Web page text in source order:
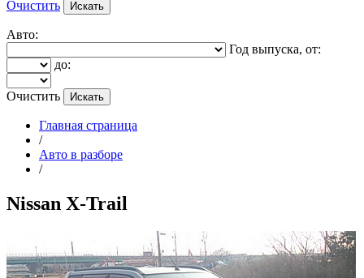
Очистить
Авто:
Год выпуска, от:
до:
Очистить
Главная страница
/
Авто в разборе
/
Nissan X-Trail